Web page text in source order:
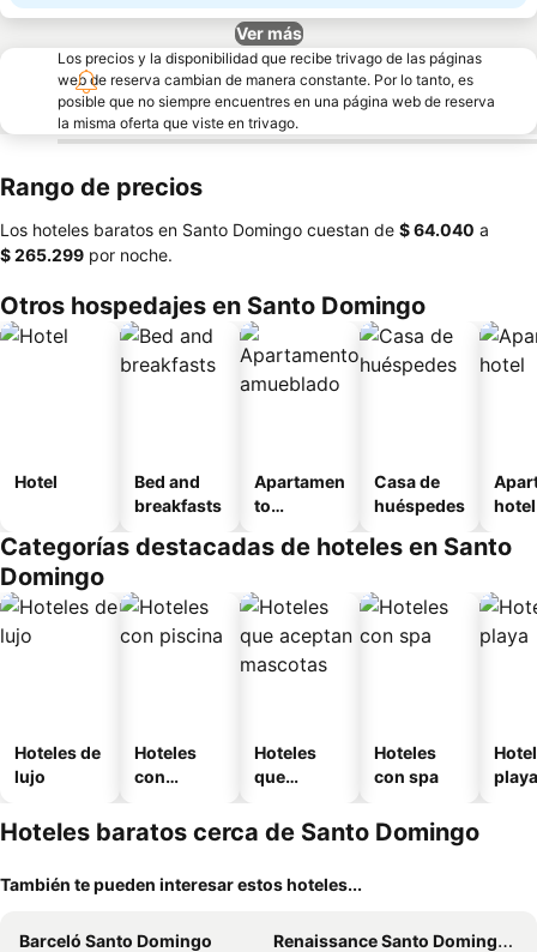
Ver más
Los precios y la disponibilidad que recibe trivago de las páginas
web de reserva cambian de manera constante. Por lo tanto, es
posible que no siempre encuentres en una página web de reserva
la misma oferta que viste en trivago.
Rango de precios
Los hoteles baratos en Santo Domingo cuestan de ‎$ 64.040 a
‎$ 265.299 por noche.
Otros hospedajes en Santo Domingo
Hotel
Bed and
breakfasts
Apartamen
to
o
Casa de
huéspedes
hotel
Categorías destacadas de hoteles en Santo
Domingo
Hoteles de
lujo
Hoteles
con
Hoteles
que
mascotas
Hoteles
con spa
playa
Hoteles baratos cerca de Santo Domingo
También te pueden interesar estos hoteles...
Barceló Santo Domingo
Renaissance Santo Domingo Jaragua Hotel & Casino